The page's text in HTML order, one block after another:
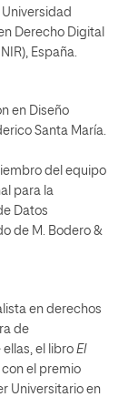
Universidad
Derecho Digital
España.
en Diseño
Santa María.
del equipo
para la
Datos
de M. Bodero &
en derechos
de
el libro El
el premio
Universitario en